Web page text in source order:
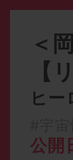
＜
【
ヒ
公